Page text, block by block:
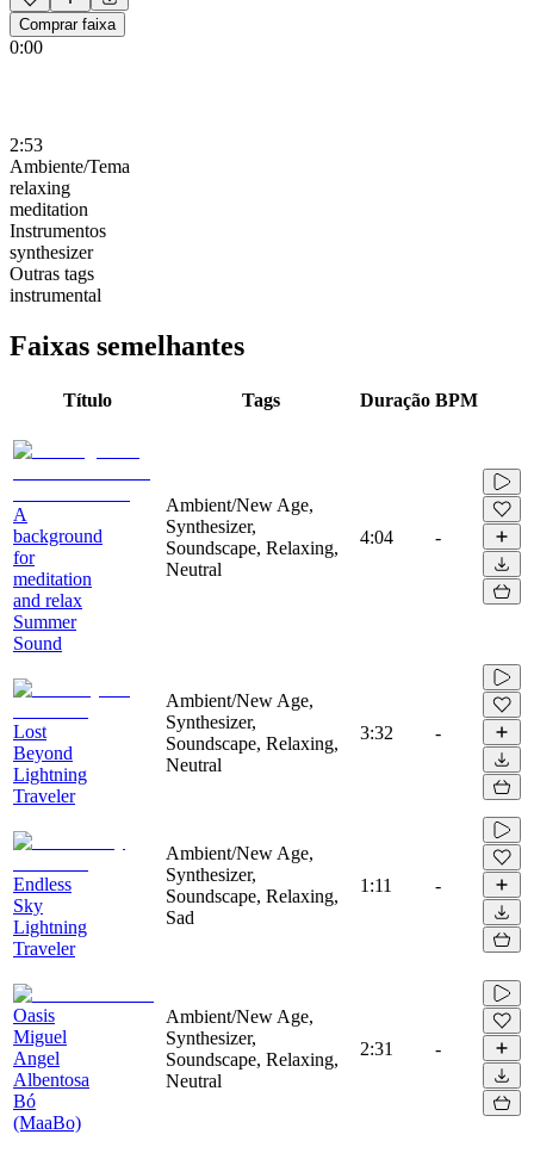
Comprar faixa
0:00
2:53
Ambiente/Tema
relaxing
meditation
Instrumentos
synthesizer
Outras tags
instrumental
Faixas semelhantes
Título Tags Duração BPM
A
background
for
meditation
and relax
Summer
Sound
Ambient/New Age,
Synthesizer,
Soundscape, Relaxing,
Neutral
4:04 -
Lost
Beyond
Lightning
Traveler
Ambient/New Age,
Synthesizer,
Soundscape, Relaxing,
Neutral
3:32 -
Endless
Sky
Lightning
Traveler
Ambient/New Age,
Synthesizer,
Soundscape, Relaxing,
Sad
1:11 -
Oasis
Miguel
Angel
Albentosa
Bó
(MaaBo)
Ambient/New Age,
Synthesizer,
Soundscape, Relaxing,
Neutral
2:31 -